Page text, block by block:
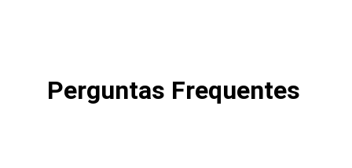
Perguntas Frequentes